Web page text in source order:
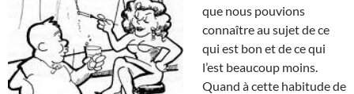
que nous pouvions
connaître au sujet de ce
qui est bon et de ce qui
l’est beaucoup moins.
Quand à cette habitude de